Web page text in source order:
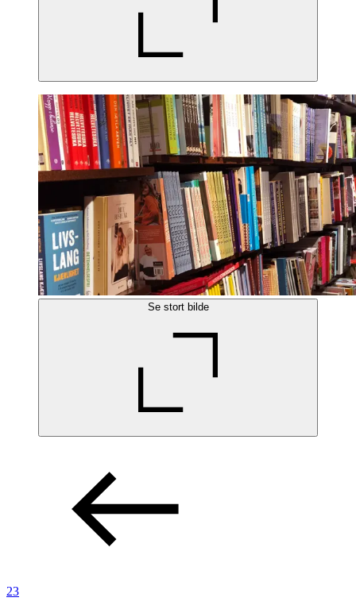
Se stort bilde
23